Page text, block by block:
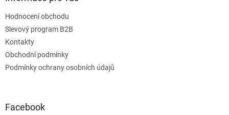
Hodnocení obchodu
Slevový program B2B
Kontakty
Obchodní podmínky
Podmínky ochrany osobních údajů
Facebook